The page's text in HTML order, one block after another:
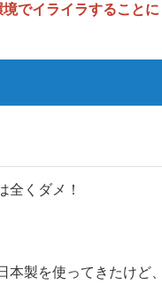
でイライラすることに
全くダメ！
製を使ってきたけど